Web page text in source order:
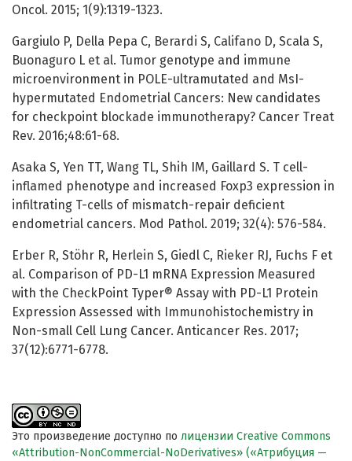
Oncol. 2015; 1(9):1319-1323.
Gargiulo P, Della Pepa C, Berardi S, Califano D, Scala S,
Buonaguro L et al. Tumor genotype and immune
microenvironment in POLE-ultramutated and MsI-
hypermutated Endometrial Cancers: New candidates
for checkpoint blockade immunotherapy? Cancer Treat
Rev. 2016;48:61-68.
Asaka S, Yen TT, Wang TL, Shih IM, Gaillard S. T cell-
inflamed phenotype and increased Foxp3 expression in
infiltrating T-cells of mismatch-repair deficient
endometrial cancers. Mod Pathol. 2019; 32(4): 576-584.
Erber R, Stöhr R, Herlein S, Giedl C, Rieker RJ, Fuchs F et
al. Comparison of PD-L1 mRNA Expression Measured
with the CheckPoint Typer® Assay with PD-L1 Protein
Expression Assessed with Immunohistochemistry in
Non-small Cell Lung Cancer. Anticancer Res. 2017;
37(12):6771-6778.
Это произведение доступно по лицензии Creative Commons
«Attribution-NonCommercial-NoDerivatives» («Атрибуция —